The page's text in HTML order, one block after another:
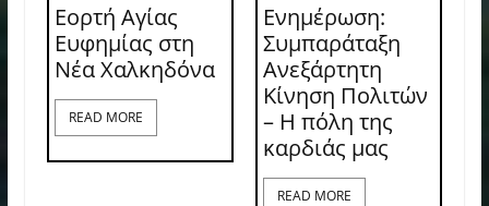
Εορτή Αγίας
Ευφημίας στη
Νέα Χαλκηδόνα
READ MORE
Ενημέρωση:
Συμπαράταξη
Ανεξάρτητη
Κίνηση Πολιτών
– Η πόλη της
καρδιάς μας
READ MORE